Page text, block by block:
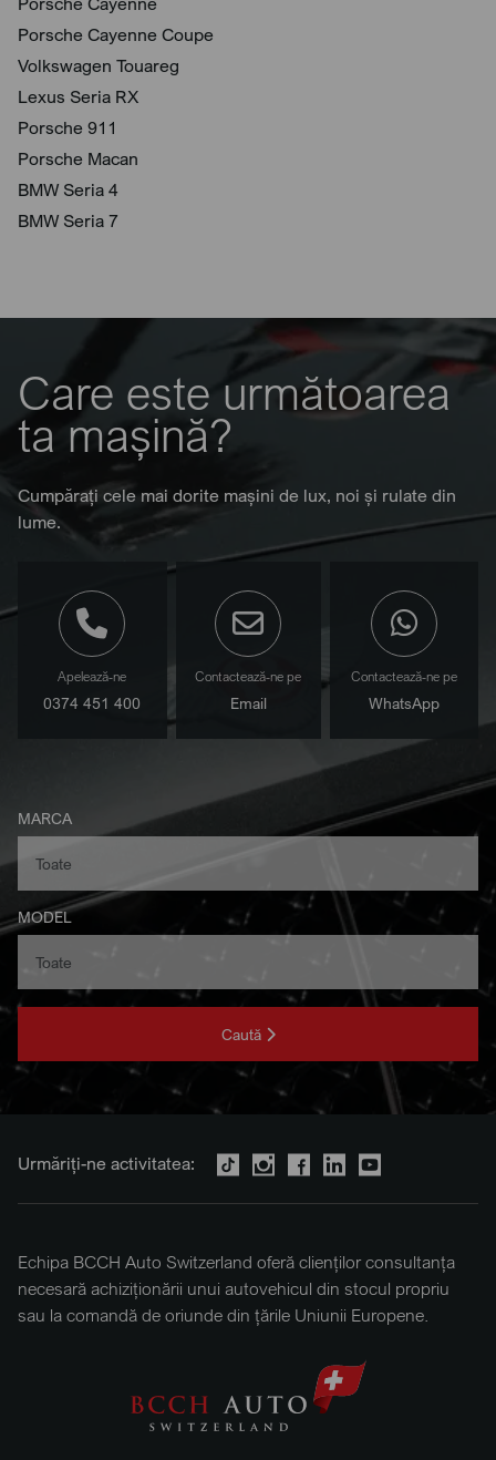
Porsche Cayenne Coupe
Volkswagen Touareg
Lexus Seria RX
Porsche 911
Porsche Macan
BMW Seria 4
BMW Seria 7
Care este următoarea
ta mașină?
Cumpărați cele mai dorite mașini de lux, noi și rulate din
lume.
Apelează-ne
0374 451 400
Contactează-ne pe
Email
Contactează-ne pe
WhatsApp
MARCA
MODEL
Caută
Urmăriți-ne activitatea:
Echipa BCCH Auto Switzerland oferă clienților consultanța
necesară achiziționării unui autovehicul din stocul propriu
sau la comandă de oriunde din țările Uniunii Europene.